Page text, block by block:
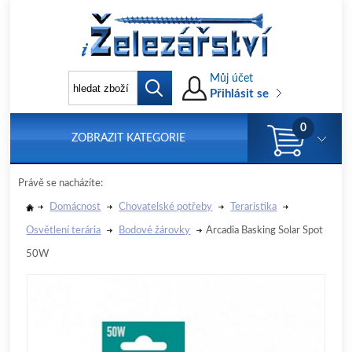
Můj účet
Přihlásit se
ZOBRAZIT KATEGORIE
0
Právě se nacházíte:
Domácnost Chovatelské potřeby Teraristika
Osvětlení terária Bodové žárovky Arcadia Basking Solar Spot
50W